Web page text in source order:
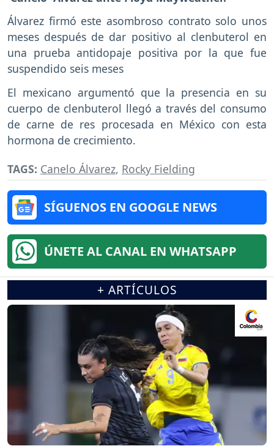
Álvarez firmó este asombroso contrato solo unos
meses después de dar positivo al clenbuterol en
una prueba antidopaje positiva por la que fue
suspendido seis meses
El mexicano argumentó que la presencia en su
cuerpo de clenbuterol llegó a través del consumo
de carne de res procesada en México con esta
hormona de crecimiento.
TAGS: Canelo Álvarez, Rocky Fielding
SÍGUENOS EN GOOGLE NEWS
ÚNETE AL CANAL EN WHATSAPP
+ ARTÍCULOS